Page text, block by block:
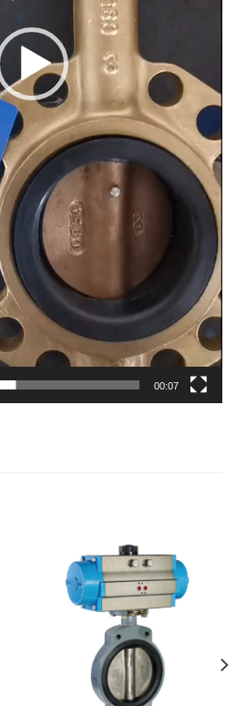
00:07